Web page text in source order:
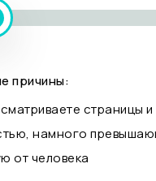
причины:
страницы и
намного
от человека